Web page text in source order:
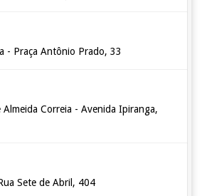
- Praça Antônio Prado, 33
Correia - Avenida Ipiranga,
Sete de Abril, 404